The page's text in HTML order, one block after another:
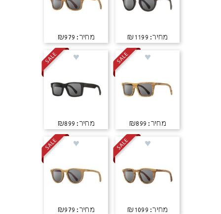
מחיר: ₪1199 מחיר: ₪979
מחיר: ₪899 מחיר: ₪899
מחיר: ₪1099 מחיר: ₪979